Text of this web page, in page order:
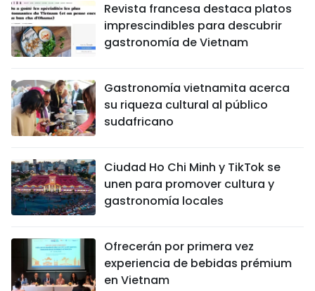
Revista francesa destaca platos
imprescindibles para descubrir
gastronomía de Vietnam
Gastronomía vietnamita acerca
su riqueza cultural al público
sudafricano
Ciudad Ho Chi Minh y TikTok se
unen para promover cultura y
gastronomía locales
Ofrecerán por primera vez
experiencia de bebidas prémium
en Vietnam